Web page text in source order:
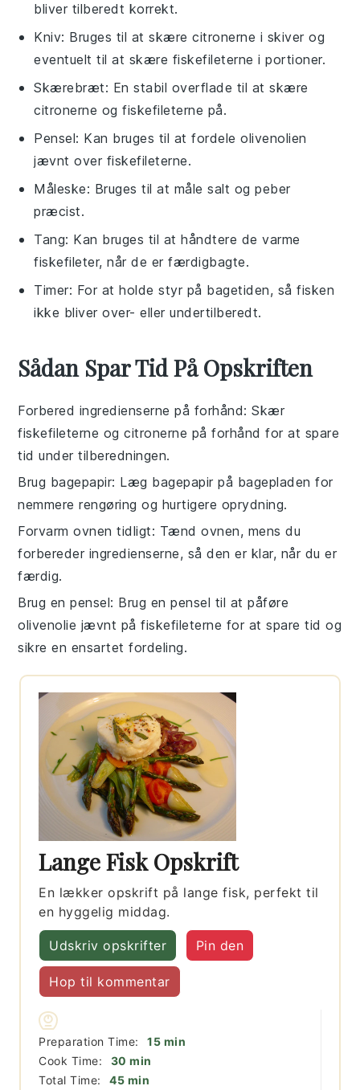
bliver tilberedt korrekt.
Kniv: Bruges til at skære citronerne i skiver og
eventuelt til at skære fiskefileterne i portioner.
Skærebræt: En stabil overflade til at skære
citronerne og fiskefileterne på.
Pensel: Kan bruges til at fordele olivenolien
jævnt over fiskefileterne.
Måleske: Bruges til at måle salt og peber
præcist.
Tang: Kan bruges til at håndtere de varme
fiskefileter, når de er færdigbagte.
Timer: For at holde styr på bagetiden, så fisken
ikke bliver over- eller undertilberedt.
Sådan Spar Tid På Opskriften
Forbered ingredienserne på forhånd: Skær
fiskefileterne ogcitronerne på forhånd for at spare
tid under tilberedningen.
Brug bagepapir: Læg bagepapir på bagepladen for
nemmere rengøring og hurtigere oprydning.
Forvarm ovnen tidligt: Tænd ovnen, mens du
forbereder ingredienserne, så den er klar, når du er
færdig.
Brug en pensel: Brug enpensel til at påføre
olivenolie jævnt påfiskefileterne for at spare tid og
sikre en ensartet fordeling.
Lange Fisk Opskrift
En lækker opskrift på lange fisk, perfekt til
en hyggelig middag.
Udskriv opskrifter Pin den
Hop til kommentar
Preparation Time: 15minutter
min
Cook Time:
30 minutter
min
Total Time:
45minutter
min